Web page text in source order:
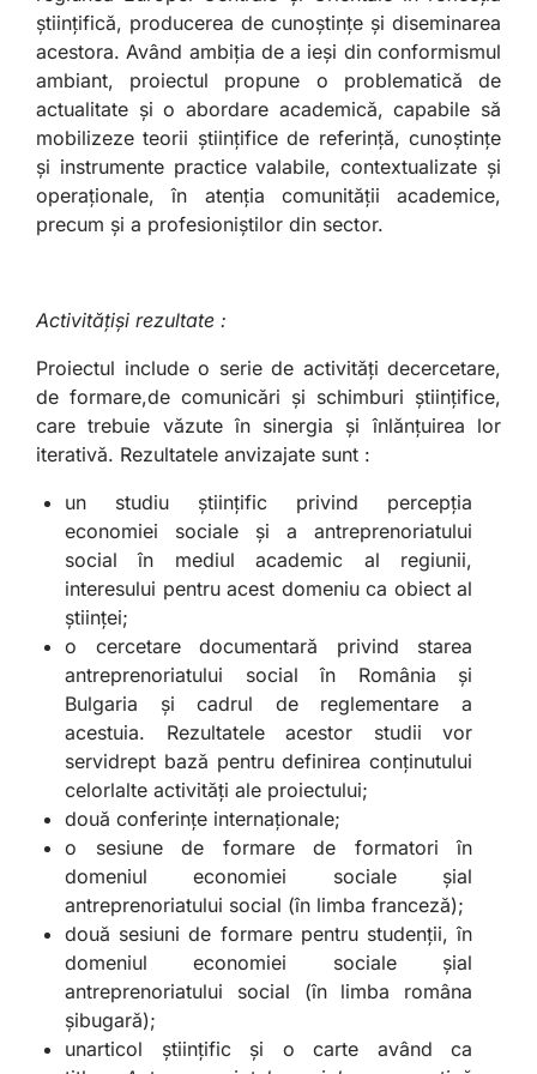
științifică, producerea de cunoștințe și diseminarea
acestora. Având ambiția de a ieși din conformismul
ambiant, proiectul propune o problematică de
actualitate și o abordare academică, capabile să
mobilizeze teorii științifice de referință, cunoștințe
și instrumente practice valabile, contextualizate și
operaționale, în atenția comunității academice,
precum și a profesioniștilor din sector.
Activitățişi rezultate :
Proiectul include o serie de activități decercetare,
de formare,de comunicări şi schimburi științifice,
care trebuie văzute în sinergia și înlănțuirea lor
iterativă. Rezultatele anvizajate sunt :
un studiu științific privind percepția
economiei sociale și a antreprenoriatului
social în mediul academic al regiunii,
interesului pentru acest domeniu ca obiect al
științei;
o cercetare documentară privind starea
antreprenoriatului social în România și
Bulgaria și cadrul de reglementare a
acestuia. Rezultatele acestor studii vor
servidrept bază pentru definirea conținutului
celorlalte activități ale proiectului;
două conferințe internaționale;
o sesiune de formare de formatori în
domeniul economiei sociale șial
antreprenoriatului social (în limba franceză);
două sesiuni de formare pentru studenții, în
domeniul economiei sociale șial
antreprenoriatului social (în limba româna
şibugară);
unarticol științific și o carte având ca